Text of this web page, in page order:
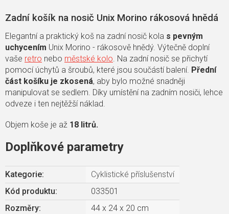
Zadní košík na nosič Unix Morino rákosová hnědá
Elegantní a praktický koš na zadní nosič kola s pevným
uchycením Unix Morino - rákosově hnědý. Výtečně doplní
vaše retro nebo městské kolo. Na zadní nosič se přichytí
pomocí úchytů a šroubů, které jsou součástí balení. Přední
část košíku je zkosená, aby bylo možné snadněji
manipulovat se sedlem. Díky umístění na zadním nosiči, lehce
odveze i ten nejtěžší náklad.
Objem koše je až 18 litrů.
Doplňkové parametry
Kategorie:
Cyklistické příslušenství
Kód produktu:
033501
Rozměry:
44 x 24 x 20 cm